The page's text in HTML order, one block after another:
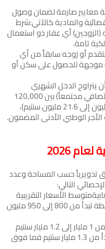
معايير صارمة لضمان وصول
والمادية كالآتي:شرط
(الزوجين) أي عقار ذو استعمال
تامة.
أو زوجه سابقاً من أي
موجهة للحصول على سكن أو
يتراوح الدخل الشهري
الإجمالي المقبوض للزوجين (المرتب الصافي مجتمعاً) بين 120,000
دج و216,000 دج (أي ما يعادل 12 مليون إلى 21.6 مليون سنتيم)،
2026
تدويرياً حسب المساحة وعدد
التالي:
الأسعار التقريبية
(بالسنتيم) شقة من 3 غرف (F3) متوسطة تبدأ من 800 إلى 950 مليون